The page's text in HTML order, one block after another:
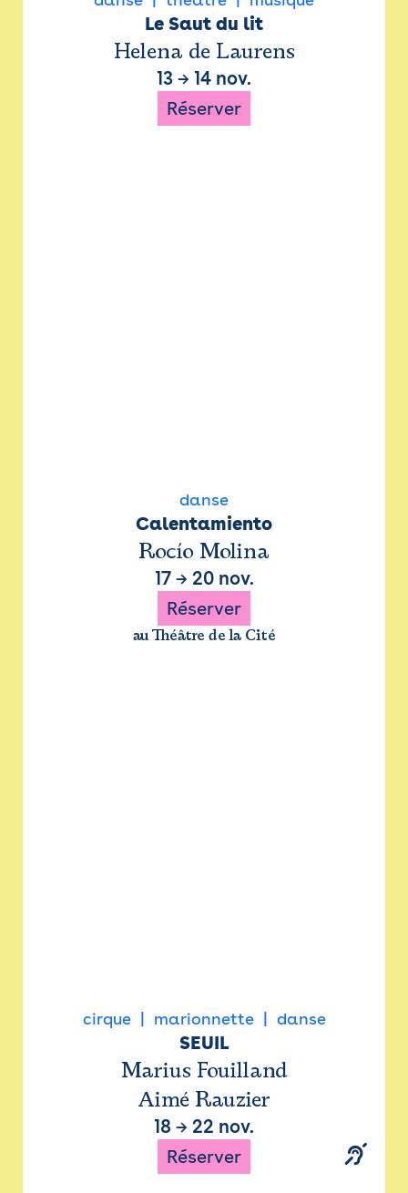
Le Saut du lit
Helena de Laurens
13 → 14 nov.
Réserver
danse
Calentamiento
Rocío Molina
17→ 20 nov.
Réserver
au Théâtre de la Cité
cirque marionnette danse
SEUIL
Marius Fouilland
Aimé Rauzier
18 → 22 nov.
Réserver